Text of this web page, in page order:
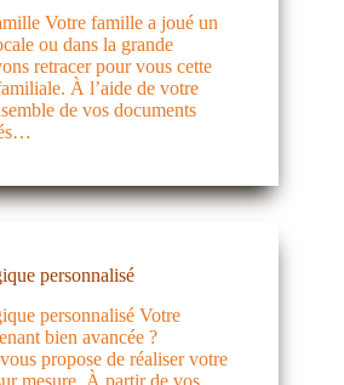
Votre famille a joué un
ou dans la grande
retracer pour vous cette
À l’aide de votre
de vos documents
personnalisé
personnalisé Votre
bien avancée ?
propose de réaliser votre